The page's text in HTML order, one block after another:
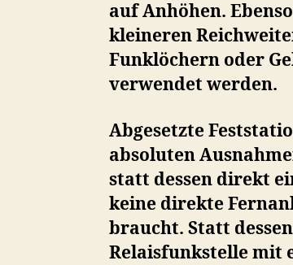
auf Anhöhen.
kleineren
Funklöchern oder
verwendet werden.
Abgesetzte
absoluten
statt dessen direkt
keine direkte
braucht. Statt
Relaisfunkstelle mit